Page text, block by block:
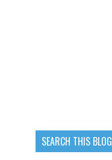
SEARCH THIS BLOG